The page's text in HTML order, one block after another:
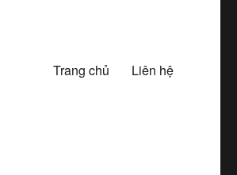
Trang chủ Liên hệ